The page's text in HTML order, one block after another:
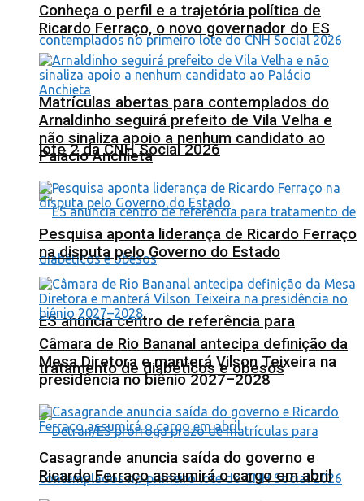
Matrículas abertas para contemplados do
lote 2 da CNH Social 2026
ES anuncia centro de referência para
tratamento de diabéticos e obesos
Conheça o perfil e a trajetória política de
Ricardo Ferraço, o novo governador do ES
Arnaldinho seguirá prefeito de Vila Velha e
não sinaliza apoio a nenhum candidato ao
Palácio Anchieta
Pesquisa aponta liderança de Ricardo Ferraço
na disputa pelo Governo do Estado
Câmara de Rio Bananal antecipa definição da
Mesa Diretora e manterá Vilson Teixeira na
presidência no biênio 2027–2028
Casagrande anuncia saída do governo e
Ricardo Ferraço assumirá o cargo em abril